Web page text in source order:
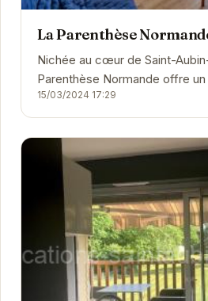
La Parenthèse
Nichée au cœur de Saint-
Parenthèse Normande offre
des vacances reposantes.
15/03/2024 17:29